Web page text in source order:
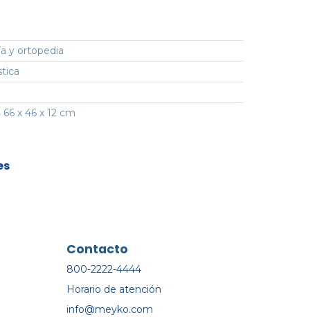
y ortopedia
66 x 46 x 12 cm
Contacto
800-2222-4444
Horario de atención
info@meyko.com